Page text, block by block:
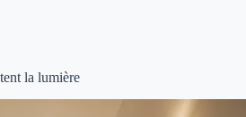
la lumière